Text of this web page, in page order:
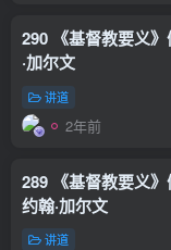
290 《基督教要义
·加尔文
讲道
2年前
289 《基督教要义
约翰·加尔文
讲道